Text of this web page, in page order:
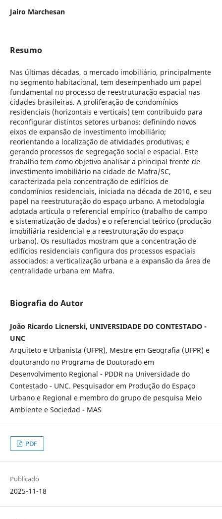
Jairo Marchesan
Resumo
Nas últimas décadas, o mercado imobiliário, principalmente
no segmento habitacional, tem desempenhado um papel
fundamental no processo de reestruturação espacial nas
cidades brasileiras. A proliferação de condomínios
residenciais (horizontais e verticais) tem contribuido para
reconfigurar distintos setores urbanos: definindo novos
eixos de expansão de investimento imobiliário;
reorientando a localização de atividades produtivas; e
gerando processos de segregação social e espacial. Este
trabalho tem como objetivo analisar a principal frente de
investimento imobiliário na cidade de Mafra/SC,
caracterizada pela concentração de edifícios de
condomínios residenciais, iniciada na década de 2010, e seu
papel na reestruturação do espaço urbano. A metodologia
adotada articula o referencial empírico (trabalho de campo
e sistematização de dados) e o referencial teórico (produção
imobiliária residencial e a reestruturação do espaço
urbano). Os resultados mostram que a concentração de
edifícios residenciais configura dos processos espaciais
associados: a verticalização urbana e a expansão da área de
centralidade urbana em Mafra.
Biografia do Autor
João Ricardo Licnerski, UNIVERSIDADE DO CONTESTADO -
UNC
Arquiteto e Urbanista (UFPR), Mestre em Geografia (UFPR) e
doutorando no Programa de Doutorado em
Desenvolvimento Regional - PDDR na Universidade do
Contestado - UNC. Pesquisador em Produção do Espaço
Urbano e Regional e membro do grupo de pesquisa Meio
Ambiente e Sociedad - MAS
PDF
Publicado
2025-11-18